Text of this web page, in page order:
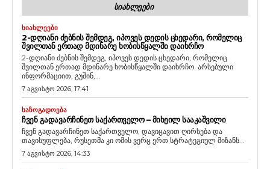
ᲡᲘᲐᲮᲚᲔᲔᲑᲘ
ᲡᲘᲐᲮᲚᲔᲔᲑᲘ
2-ᲓᲦᲘᲐᲜᲘ ᲫᲔᲑᲜᲘᲡ ᲨᲔᲛᲓᲔᲒ, ᲘᲞᲝᲕᲔᲡ ᲓᲔᲓᲘᲡ ᲪᲮᲔᲓᲐᲠᲘ, ᲠᲝᲛᲔᲚᲘᲪ
ᲨᲕᲘᲚᲗᲐᲜ ᲔᲠᲗᲐᲓ ᲛᲓᲘᲜᲐᲠᲔ ᲮᲝᲑᲘᲡᲬᲧᲐᲚᲨᲘ ᲓᲐᲘᲮᲠᲩᲝ
2-დღიანი ძებნის შემდეგ, იპოვეს დედის ცხედარი, რომელიც
შვილთან ერთად მდინარე ხობისწყალში დაიხრჩო. არსებული
ინფორმაციით, გუშინ,...
7 აგვისტო 2026, 17:41
ᲡᲐᲖᲝᲒᲐᲓᲝᲔᲑᲐ
ᲩᲕᲔᲜ ᲒᲐᲓᲐᲕᲐᲠᲩᲘᲜᲔᲗ ᲡᲐᲥᲐᲠᲗᲕᲔᲚᲝ – ᲛᲘᲮᲔᲘᲚ ᲡᲐᲐᲙᲐᲨᲕᲘᲚᲘ
ჩვენ გადავარჩინეთ საქართველო, დავიცავით ღირსება და
თავისუფლება, რუსეთმა კი ომის ვერც ერთ სტრატეგიულ მიზანს...
7 აგვისტო 2026, 14:33